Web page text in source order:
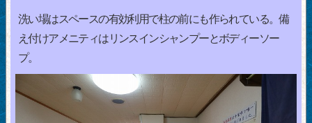
洗い場はスペースの有効利用で柱の前にも作られている。備
え付けアメニティはリンスインシャンプーとボディーソー
プ。